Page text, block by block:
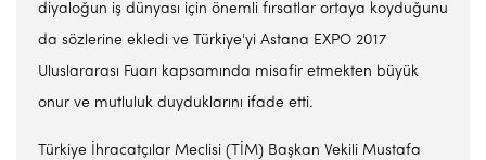
diyaloğun iş dünyası için önemli fırsatlar ortaya koyduğunu
da sözlerine ekledi ve Türkiye'yi Astana EXPO 2017
Uluslararası Fuarı kapsamında misafir etmekten büyük
onur ve mutluluk duyduklarını ifade etti.
Türkiye İhracatçılar Meclisi (TİM) Başkan Vekili Mustafa